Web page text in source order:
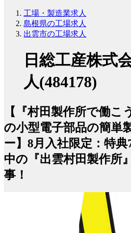
工場・製造業求人
島根県の工場求人
出雲市の工場求人
日総工産株式
人(484178)
【『村田製作所で働
の小型電子部品の簡単
ー】8月入社限定：特
中の『出雲村田製作所
事！